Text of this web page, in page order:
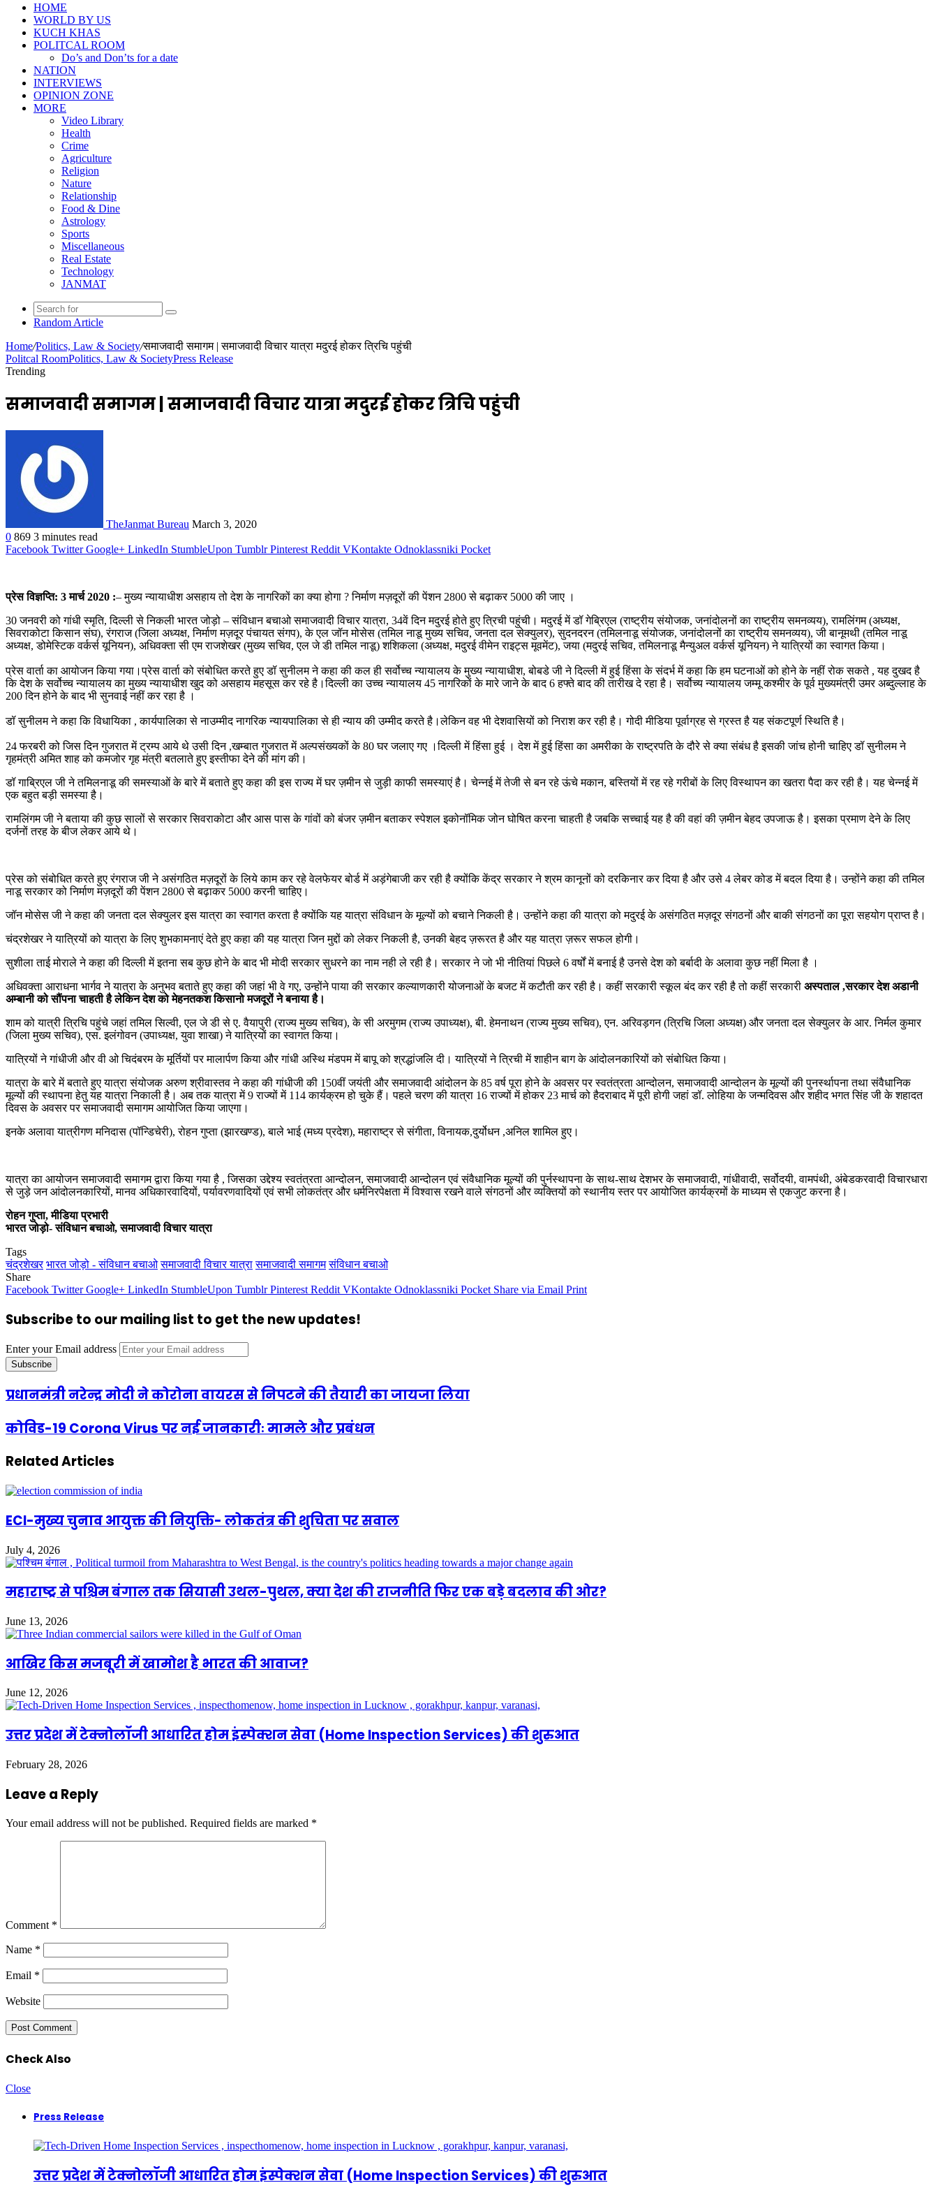
HOME
WORLD BY US
KUCH KHAS
POLITCAL ROOM
Do’s and Don’ts for a date
NATION
INTERVIEWS
OPINION ZONE
MORE
Video Library
Health
Crime
Agriculture
Religion
Nature
Relationship
Food & Dine
Astrology
Sports
Miscellaneous
Real Estate
Technology
JANMAT
Random Article
Home/Politics, Law & Society/समाजवादी समागम | समाजवादी विचार यात्रा मदुरई होकर त्रिचि पहुंची
Politcal RoomPolitics, Law & SocietyPress Release
Trending
समाजवादी समागम | समाजवादी विचार यात्रा मदुरई होकर त्रिचि पहुंची
TheJanmat Bureau March 3, 2020
0 869 3 minutes read
Facebook Twitter Google+ LinkedIn StumbleUpon Tumblr Pinterest Reddit VKontakte Odnoklassniki Pocket
प्रेस विज्ञप्ति: 3 मार्च 2020 :– मुख्य न्यायाधीश असहाय तो देश के नागरिकों का क्या होगा ? निर्माण मज़दूरों की पेंशन 2800 से बढ़ाकर 5000 की जाए ।
30 जनवरी को गांधी स्मृति, दिल्ली से निकली भारत जोड़ो – संविधान बचाओ समाजवादी विचार यात्रा, 34वें दिन मदुरई होते हुए त्रिची पहुंची। मदुरई में डॉ गेब्रिएल (राष्ट्रीय संयोजक, जनांदोलनों का राष्ट्रीय समनव्यय), रामलिंगम (अध्यक्ष,
सिवराकोटा किसान संघ), रंगराज (जिला अध्यक्ष, निर्माण मज़दूर पंचायत संगप), के एल जॉन मोसेस (तमिल नाडू मुख्य सचिव, जनता दल सेक्युलर), सुदनदरन (तमिलनाडू संयोजक, जनांदोलनों का राष्ट्रीय समनव्यय), जी बानूमथी (तमिल नाडू
अध्यक्ष, डोमेस्टिक वर्कर्स यूनियन), अधिवक्ता सी एम राजशेखर (मुख्य सचिव, एल जे डी तमिल नाडू) शशिकला (अध्यक्ष, मदुरई वीमेन राइट्स मूवमेंट), जया (मदुरई सचिव, तमिलनाडू मैन्युअल वर्कर्स यूनियन) ने यात्रियों का स्वागत किया।
प्रेस वार्ता का आयोजन किया गया।प्रेस वार्ता को संबोधित करते हुए डॉ सुनीलम ने कहा की कल ही सर्वोच्च न्यायालय के मुख्य न्यायाधीश, बोबडे जी ने दिल्ली में हुई हिंसा के संदर्भ में कहा कि हम घटनाओं को होने के नहीं रोक सकते , यह दुखद है
कि देश के सर्वोच्च न्यायालय का मुख्य न्यायाधीश खुद को असहाय महसूस कर रहे है।दिल्ली का उच्च न्यायालय 45 नागरिकों के मारे जाने के बाद 6 हफ्ते बाद की तारीख दे रहा है। सर्वोच्य न्यायालय जम्मू कश्मीर के पूर्व मुख्यमंत्री उमर अब्दुल्लाह के
200 दिन होने के बाद भी सुनवाई नहीं कर रहा है ।
डॉ सुनीलम ने कहा कि विधायिका , कार्यपालिका से नाउम्मीद नागरिक न्यायपालिका से ही न्याय की उम्मीद करते है।लेकिन वह भी देशवासियों को निराश कर रही है। गोदी मीडिया पूर्वाग्रह से ग्रस्त है यह संकटपूर्ण स्थिति है।
24 फरबरी को जिस दिन गुजरात में ट्रम्प आये थे उसी दिन ,खम्बात गुजरात में अल्पसंख्यकों के 80 घर जलाए गए ।दिल्ली में हिंसा हुई । देश में हुई हिंसा का अमरीका के राष्ट्रपति के दौरे से क्या संबंध है इसकी जांच होनी चाहिए डॉ सुनीलम ने
गृहमंत्री अमित शाह को कमजोर गृह मंत्री बतलाते हुए इस्तीफा देने की मांग की।
डॉ गाब्रिएल जी ने तमिलनाडू की समस्याओं के बारे में बताते हुए कहा की इस राज्य में घर ज़मीन से जुड़ी काफी समस्याएं है। चेन्नई में तेजी से बन रहे ऊंचे मकान, बस्तियों में रह रहे गरीबों के लिए विस्थापन का खतरा पैदा कर रही है। यह चेन्नई में
एक बहुत बड़ी समस्या है।
रामलिंगम जी ने बताया की कुछ सालों से सरकार सिवराकोटा और आस पास के गांवों को बंजर ज़मीन बताकर स्पेशल इकोनॉमिक जोन घोषित करना चाहती है जबकि सच्चाई यह है की वहां की ज़मीन बेहद उपजाऊ है। इसका प्रमाण देने के लिए
दर्जनों तरह के बीज लेकर आये थे।
प्रेस को संबोधित करते हुए रंगराज जी ने असंगठित मज़दूरों के लिये काम कर रहे वेलफेयर बोर्ड में अड़ंगेबाजी कर रही है क्योंकि केंद्र सरकार ने श्रम कानूनों को दरकिनार कर दिया है और उसे 4 लेबर कोड में बदल दिया है। उन्होंने कहा की तमिल
नाडू सरकार को निर्माण मज़दूरों की पेंशन 2800 से बढ़ाकर 5000 करनी चाहिए।
जॉन मोसेस जी ने कहा की जनता दल सेक्युलर इस यात्रा का स्वागत करता है क्योंकि यह यात्रा संविधान के मूल्यों को बचाने निकली है। उन्होंने कहा की यात्रा को मदुरई के असंगठित मज़दूर संगठनों और बाकी संगठनों का पूरा सहयोग प्राप्त है।
चंद्रशेखर ने यात्रियों को यात्रा के लिए शुभकामनाएं देते हुए कहा की यह यात्रा जिन मुद्दों को लेकर निकली है, उनकी बेहद ज़रूरत है और यह यात्रा ज़रूर सफल होगी।
सुशीला ताई मोराले ने कहा की दिल्ली में इतना सब कुछ होने के बाद भी मोदी सरकार सुधरने का नाम नही ले रही है। सरकार ने जो भी नीतियां पिछले 6 वर्षों में बनाई है उनसे देश को बर्बादी के अलावा कुछ नहीं मिला है ।
अधिवक्ता आराधना भार्गव ने यात्रा के अनुभव बताते हुए कहा की जहां भी वे गए, उन्होंने पाया की सरकार कल्याणकारी योजनाओं के बजट में कटौती कर रही है। कहीं सरकारी स्कूल बंद कर रही है तो कहीं सरकारी अस्पताल ,सरकार देश अडानी
अम्बानी को सौंपना चाहती है लेकिन देश को मेहनतकश किसानो मजदूरों ने बनाया है।
शाम को यात्री त्रिचि पहुंचे जहां तमिल सिल्वी, एल जे डी से ए. वैयापुरी (राज्य मुख्य सचिव), के सी अरमुगम (राज्य उपाध्यक्ष), बी. हेमनाथन (राज्य मुख्य सचिव), एन. अरिवड़गन (त्रिचि जिला अध्यक्ष) और जनता दल सेक्युलर के आर. निर्मल कुमार
(जिला मुख्य सचिव), एस. इलंगोवन (उपाध्यक्ष, युवा शाखा) ने यात्रियों का स्वागत किया।
यात्रियों ने गांधीजी और वी ओ चिदंबरम के मूर्तियों पर मालार्पण किया और गांधी अस्थि मंडपम में बापू को श्रद्धांजलि दी। यात्रियों ने त्रिची में शाहीन बाग के आंदोलनकारियों को संबोधित किया।
यात्रा के बारे में बताते हुए यात्रा संयोजक अरुण श्रीवास्तव ने कहा की गांधीजी की 150वीं जयंती और समाजवादी आंदोलन के 85 वर्ष पूरा होने के अवसर पर स्वतंत्रता आन्दोलन, समाजवादी आन्दोलन के मूल्यों की पुनर्स्थापना तथा संवैधानिक
मूल्यों की स्थापना हेतु यह यात्रा निकाली है। अब तक यात्रा में 9 राज्यों में 114 कार्यक्रम हो चुके हैं। पहले चरण की यात्रा 16 राज्यों में होकर 23 मार्च को हैदराबाद में पूरी होगी जहां डॉ. लोहिया के जन्मदिवस और शहीद भगत सिंह जी के शहादत
दिवस के अवसर पर समाजवादी समागम आयोजित किया जाएगा।
इनके अलावा यात्रीगण मनिदास (पॉन्डिचेरी), रोहन गुप्ता (झारखण्ड), बाले भाई (मध्य प्रदेश), महाराष्ट्र से संगीता, विनायक,दुर्योधन ,अनिल शामिल हुए।
यात्रा का आयोजन समाजवादी समागम द्वारा किया गया है , जिसका उद्देश्य स्वतंत्रता आन्दोलन, समाजवादी आन्दोलन एवं संवैधानिक मूल्यों की पुर्नस्थापना के साथ-साथ देशभर के समाजवादी, गांधीवादी, सर्वोदयी, वामपंथी, अंबेडकरवादी विचारधारा
से जुड़े जन आंदोलनकारियों, मानव अधिकारवादियों, पर्यावरणवादियों एवं सभी लोकतंत्र और धर्मनिरपेक्षता में विश्वास रखने वाले संगठनों और व्यक्तियों को स्थानीय स्तर पर आयोजित कार्यक्रमों के माध्यम से एकजुट करना है।
रोहन गुप्ता, मीडिया प्रभारी
भारत जोड़ो- संविधान बचाओ, समाजवादी विचार यात्रा
Tags
चंद्रशेखर भारत जोड़ो - संविधान बचाओ समाजवादी विचार यात्रा समाजवादी समागम संविधान बचाओ
Share
Facebook Twitter Google+ LinkedIn StumbleUpon Tumblr Pinterest Reddit VKontakte Odnoklassniki Pocket Share via Email Print
Subscribe to our mailing list to get the new updates!
Enter your Email address
प्रधानमंत्री नरेन्द्र मोदी ने कोरोना वायरस से निपटने की तैयारी का जायजा लिया
कोविड-19 Corona Virus पर नई जानकारीः मामले और प्रबंधन
Related Articles
ECI-मुख्य चुनाव आयुक्त की नियुक्ति- लोकतंत्र की शुचिता पर सवाल
July 4, 2026
महाराष्ट्र से पश्चिम बंगाल तक सियासी उथल-पुथल, क्या देश की राजनीति फिर एक बड़े बदलाव की ओर?
June 13, 2026
आखिर किस मजबूरी में खामोश है भारत की आवाज?
June 12, 2026
उत्तर प्रदेश में टेक्नोलॉजी आधारित होम इंस्पेक्शन सेवा (Home Inspection Services) की शुरुआत
February 28, 2026
Leave a Reply
Your email address will not be published. Required fields are marked *
Comment *
Name *
Email *
Website
Check Also
Close
Press Release
उत्तर प्रदेश में टेक्नोलॉजी आधारित होम इंस्पेक्शन सेवा (Home Inspection Services) की शुरुआत